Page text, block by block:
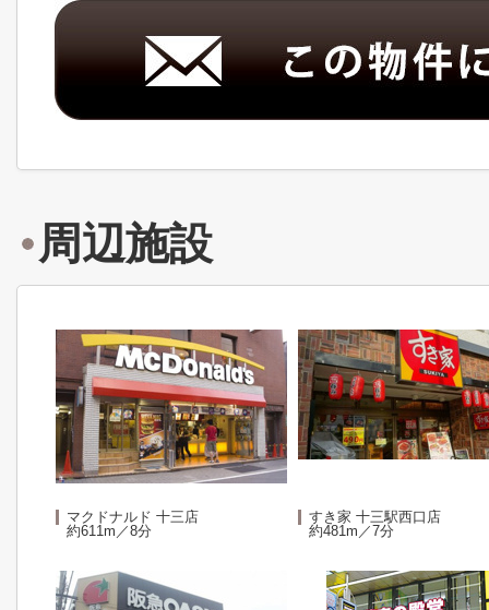
周辺施設
マクドナルド 十三店
約611m／8分
すき家 十三駅西口店
約481m／7分